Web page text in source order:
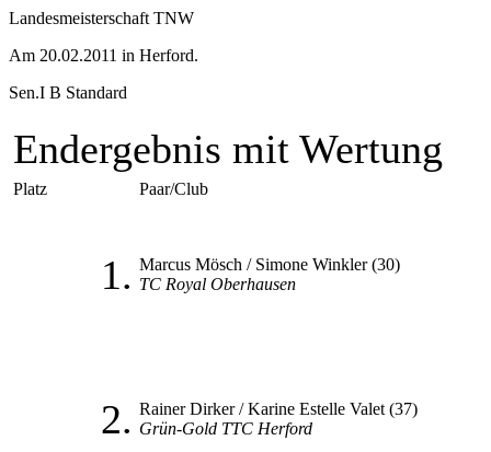
Landesmeisterschaft TNW
Am 20.02.2011 in Herford.
Sen.I B Standard
Endergebnis mit Wertung
Platz Paar/Club
1. Marcus Mösch / Simone Winkler (30)
TC Royal Oberhausen
2. Rainer Dirker / Karine Estelle Valet (37)
Grün-Gold TTC Herford